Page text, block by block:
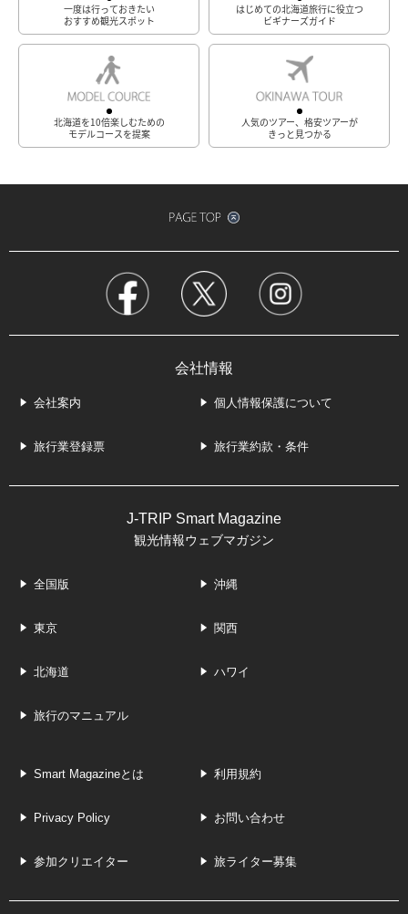
一度は行っておきたい
おすすめ観光スポット
はじめての北海道旅行に役立つ
ビギナーズガイド
北海道を10倍楽しむための
モデルコースを提案
人気のツアー、格安ツアーが
きっと見つかる
会社情報
会社案内 個人情報保護について
旅行業登録票 旅行業約款・条件
J-TRIP Smart Magazine
観光情報ウェブマガジン
全国版 沖縄
東京 関西
北海道 ハワイ
旅行のマニュアル
Smart Magazineとは 利用規約
Privacy Policy お問い合わせ
参加クリエイター 旅ライター募集